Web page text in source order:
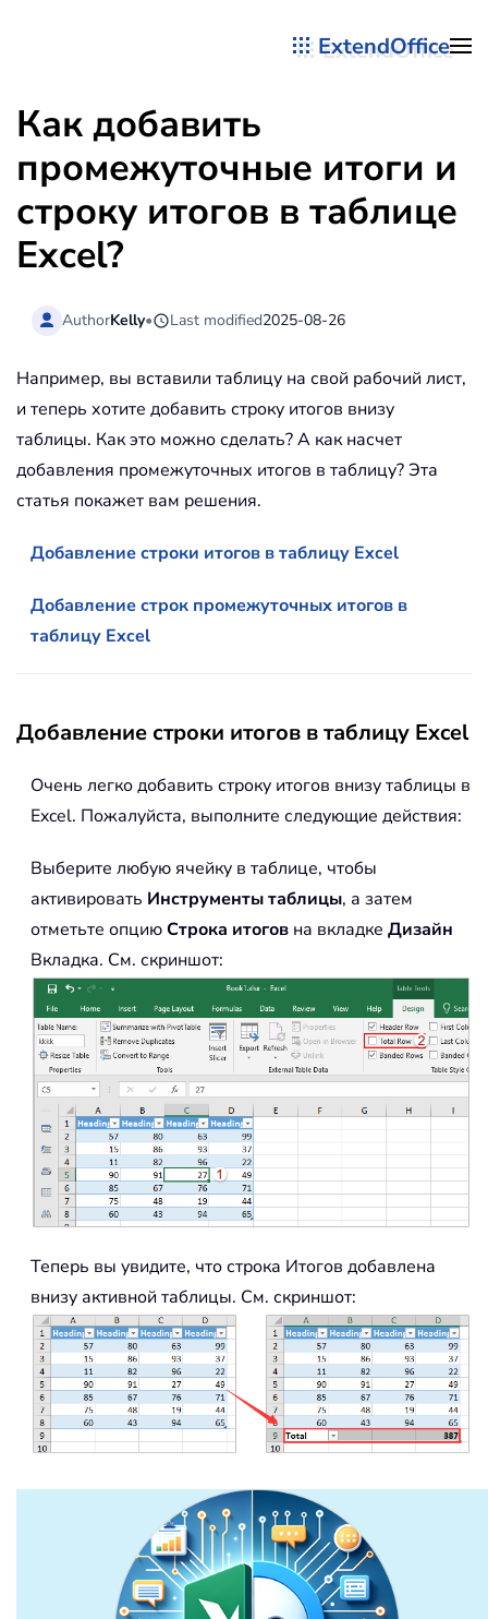
ExtendOffice
Как добавить
промежуточные итоги и
строку итогов в таблице
Excel?
AuthorKelly• Last modified2025-08-26
Например, вы вставили таблицу на свой рабочий лист,
и теперь хотите добавить строку итогов внизу
таблицы. Как это можно сделать? А как насчет
добавления промежуточных итогов в таблицу? Эта
статья покажет вам решения.
Добавление строки итогов в таблицу Excel
Добавление строк промежуточных итогов в
таблицу Excel
Добавление строки итогов в таблицу Excel
Очень легко добавить строку итогов внизу таблицы в
Excel. Пожалуйста, выполните следующие действия:
Выберите любую ячейку в таблице, чтобы
активировать Инструменты таблицы, а затем
отметьте опциюСтрока итогов на вкладке Дизайн
Вкладка. См. скриншот:
Теперь вы увидите, что строка Итогов добавлена
внизу активной таблицы. См. скриншот: